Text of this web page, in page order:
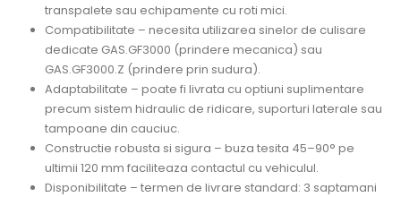
transpalete sau echipamente cu roti mici.
Compatibilitate – necesita utilizarea sinelor de culisare
dedicate GAS.GF3000 (prindere mecanica) sau
GAS.GF3000.Z (prindere prin sudura).
Adaptabilitate – poate fi livrata cu optiuni suplimentare
precum sistem hidraulic de ridicare, suporturi laterale sau
tampoane din cauciuc.
Constructie robusta si sigura – buza tesita 45–90° pe
ultimii 120 mm faciliteaza contactul cu vehiculul.
Disponibilitate – termen de livrare standard: 3 saptamani